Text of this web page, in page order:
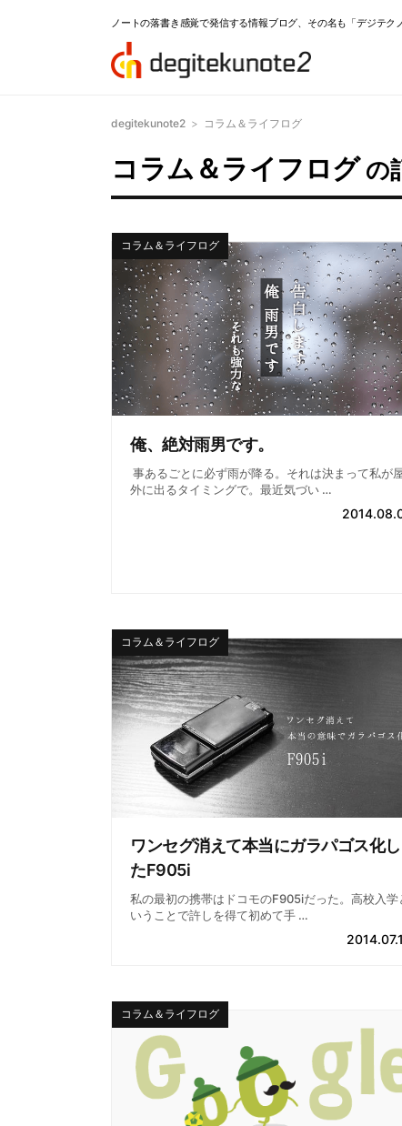
ノートの落書き感覚で発信する情報ブログ、その名も「デジテ
degitekunote2 > コラム＆ライフログ
コラム＆ライフログの
俺、絶対雨男です。
事あるごとに必ず雨が降る。それは決まって私が
外に出るタイミングで。最近気づい …
コラム＆ライフログ
ワンセグ消えて本当にガラパゴス化し
たF905i
私の最初の携帯はドコモのF905iだった。高校入学
いうことで許しを得て初めて手 …
コラム＆ライフログ
コラム＆ライフログ